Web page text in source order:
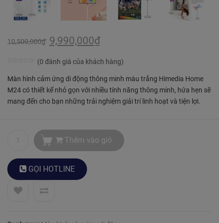
10,500,000₫ 9,990,000₫
hàng
(0 đánh giá của khách hàng)
Màn hình cảm ứng di động thông minh màu trắng Himedia Home
M24 có thiết kế nhỏ gọn với nhiều tính năng thông minh, hứa hẹn sẽ
mang đến cho bạn những trải nghiệm giải trí linh hoạt và tiện lợi.
Thêm vào giỏ
GỌI HOTLINE